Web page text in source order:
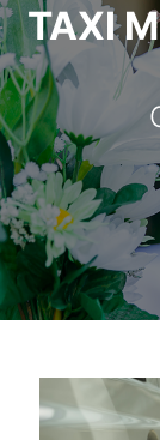
TAXI